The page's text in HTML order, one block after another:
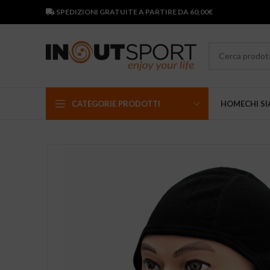
SPEDIZIONI GRATUITE A PARTIRE DA 60,00€
CATEGORIE PRODOTTI HOMECHI